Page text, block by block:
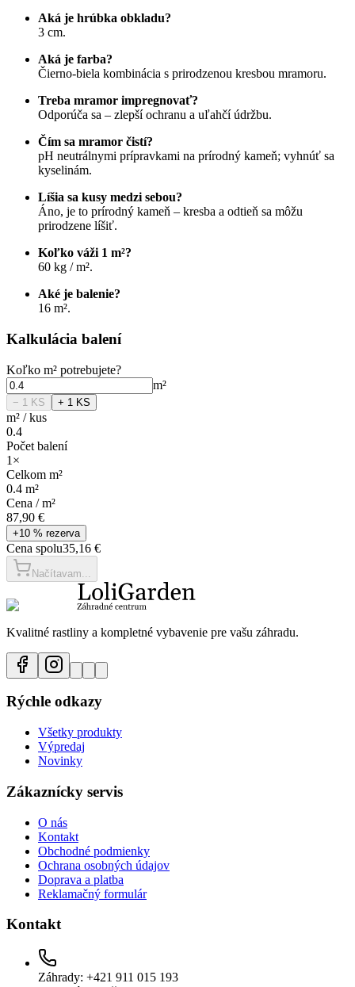
Aká je hrúbka obkladu?
3 cm.
Aká je farba?
Čierno-biela kombinácia s prirodzenou kresbou mramoru.
Treba mramor impregnovať?
Odporúča sa – zlepší ochranu a uľahčí údržbu.
Čím sa mramor čistí?
pH neutrálnymi prípravkami na prírodný kameň; vyhnúť sa
kyselinám.
Líšia sa kusy medzi sebou?
Áno, je to prírodný kameň – kresba a odtieň sa môžu
prirodzene líšiť.
Koľko váži 1 m²?
60 kg / m².
Aké je balenie?
16 m².
Kalkulácia balení
Koľko m² potrebujete?
m²
− 1 KS + 1 KS
m² /kus
0.4
Počet balení
1 ×
Celkom m²
0.4 m²
Cena /m²
87,90 €
+10 % rezerva
Cena spolu35,16 €
Načítavam...
Kvalitné rastliny a kompletné vybavenie pre vašu záhradu.
Rýchle odkazy
Všetky produkty
Výpredaj
Novinky
Zákaznícky servis
O nás
Kontakt
Obchodné podmienky
Ochrana osobných údajov
Doprava a platba
Reklamačný formulár
Kontakt
Záhrady: +421 911 015 193